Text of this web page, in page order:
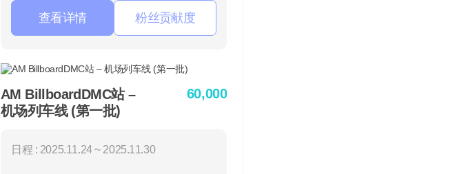
查看详情 粉丝贡献度
AM BillboardDMC站 –
机场列车线 (第一批)
60,000
日程 : 2025.11.24 ~ 2025.11.30